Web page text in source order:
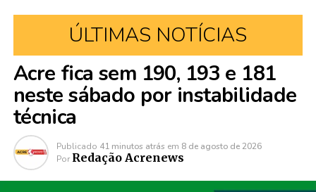
ÚLTIMAS NOTÍCIAS
Acre fica sem 190, 193 e 181
neste sábado por instabilidade
técnica
Publicado 41 minutos atrás em 8 de agosto de 2026
Por Redação Acrenews